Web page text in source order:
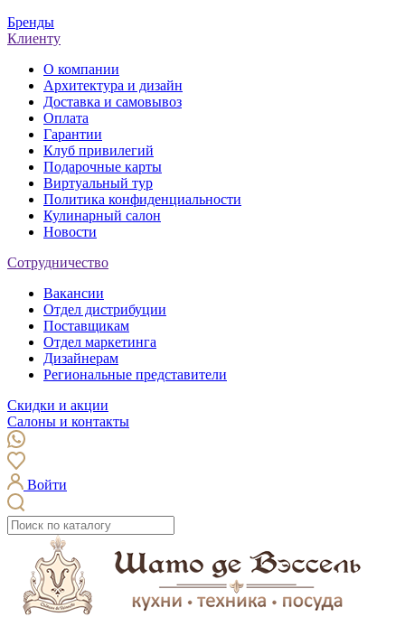
Бренды
Клиенту
О компании
Архитектура и дизайн
Доставка и самовывоз
Оплата
Гарантии
Клуб привилегий
Подарочные карты
Виртуальный тур
Политика конфиденциальности
Кулинарный салон
Новости
Сотрудничество
Вакансии
Отдел дистрибуции
Поставщикам
Отдел маркетинга
Дизайнерам
Региональные представители
Скидки и акции
Салоны и контакты
Войти